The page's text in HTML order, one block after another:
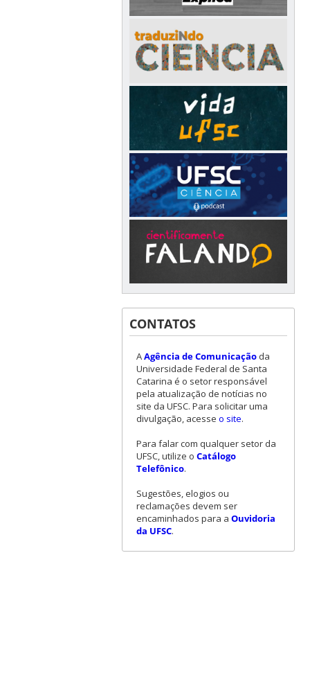
CONTATOS
AAgência de Comunicaçãoda
Universidade Federal de Santa
Catarina é o setor responsável
pela atualização de notícias no
site da UFSC. Para solicitar uma
divulgação, acesse o site.
Para falar com qualquer setor da
UFSC, utilize o Catálogo
Telefônico.
Sugestões, elogios ou
reclamações devem ser
encaminhados para a Ouvidoria
da UFSC.